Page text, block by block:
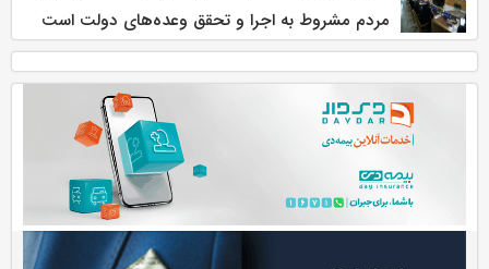
مردم مشروط به اجرا و تحقق وعده‌های دولت است